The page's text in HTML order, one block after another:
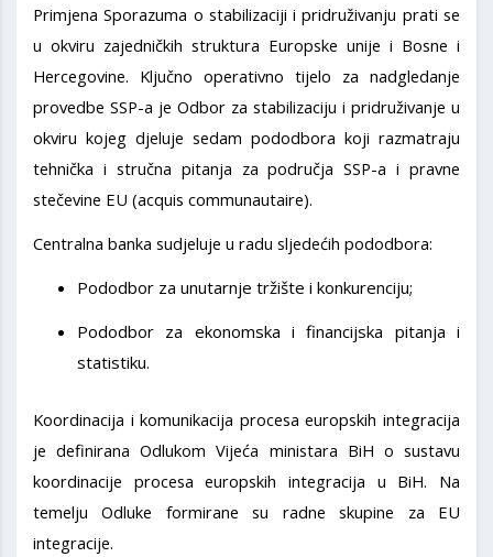
Primjena Sporazuma o stabilizaciji i pridruživanju prati se
u okviru zajedničkih struktura Europske unije i Bosne i
Hercegovine. Ključno operativno tijelo za nadgledanje
provedbe SSP-a je Odbor za stabilizaciju i pridruživanje u
okviru kojeg djeluje sedam pododbora koji razmatraju
tehnička i stručna pitanja za područja SSP-a i pravne
stečevine EU (acquis communautaire).
Centralna banka sudjeluje u radu sljedećih pododbora:
Pododbor za unutarnje tržište i konkurenciju;
Pododbor za ekonomska i financijska pitanja i
statistiku.
Koordinacija i komunikacija procesa europskih integracija
je definirana Odlukom Vijeća ministara BiH o sustavu
koordinacije procesa europskih integracija u BiH. Na
temelju Odluke formirane su radne skupine za EU
integracije.